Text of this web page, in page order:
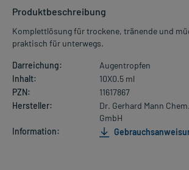
Produktbeschreibung
Komplettlösung für trockene, tränende und
praktisch für unterwegs.
Darreichung:
Augentropfen
Inhalt:
10X0.5 ml
PZN:
11617867
Hersteller:
Dr. Gerhard Mann
GmbH
Information: